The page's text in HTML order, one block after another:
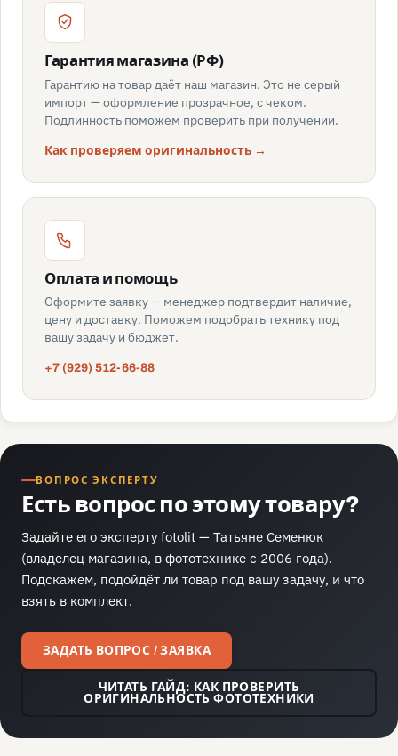
Гарантия магазина (РФ)
Гарантию на товар даёт наш магазин. Это не серый
импорт — оформление прозрачное, с чеком.
Подлинность поможем проверить при получении.
Как проверяем оригинальность →
Оплата и помощь
Оформите заявку — менеджер подтвердит наличие,
цену и доставку. Поможем подобрать технику под
вашу задачу и бюджет.
+7 (929) 512-66-88
ВОПРОС ЭКСПЕРТУ
Есть вопрос по этому товару?
Задайте его эксперту fotolit — Татьяне Семенюк
(владелец магазина, в фототехнике с 2006 года).
Подскажем, подойдёт ли товар под вашу задачу, и что
взять в комплект.
ЗАДАТЬ ВОПРОС / ЗАЯВКА
ЧИТАТЬ ГАЙД: КАК ПРОВЕРИТЬ
ОРИГИНАЛЬНОСТЬ ФОТОТЕХНИКИ